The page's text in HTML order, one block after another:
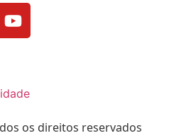
os direitos reservados